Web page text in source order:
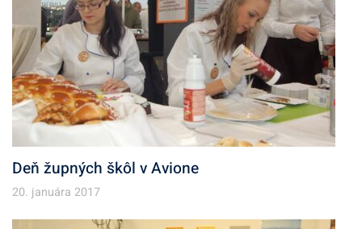
Deň župných škôl v Avione
20. januára 2017